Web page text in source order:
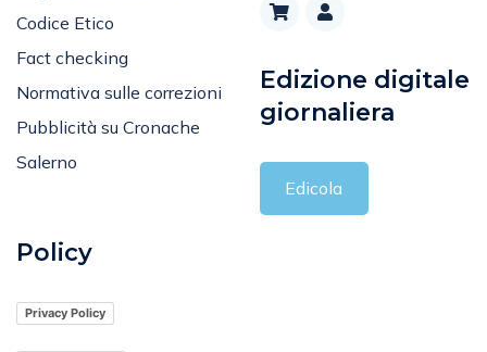
Codice Etico
Fact checking
Normativa sulle correzioni
Pubblicità su Cronache
Salerno
Edizione digitale
giornaliera
Edicola
Policy
Privacy Policy